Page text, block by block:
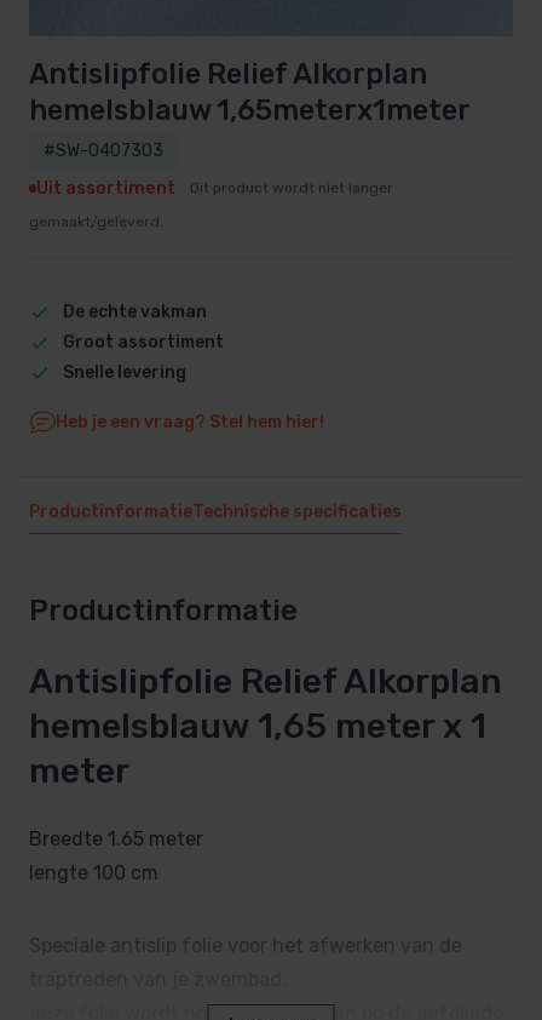
Antislipfolie Relief Alkorplan
hemelsblauw 1,65meterx1meter
#SW-0407303
Uit assortiment
Dit product wordt niet langer
gemaakt/geleverd.
De echte vakman
Groot assortiment
Snelle levering
Heb je een vraag? Stel hem hier!
ProductinformatieTechnische specificaties
Productinformatie
Antislipfolie Relief Alkorplan
hemelsblauw 1,65 meter x 1
meter
Breedte 1.65 meter
lengte 100 cm
Speciale antislip folie voor het afwerken van de
deze folie wordt normaal gesproken op de gefoliede